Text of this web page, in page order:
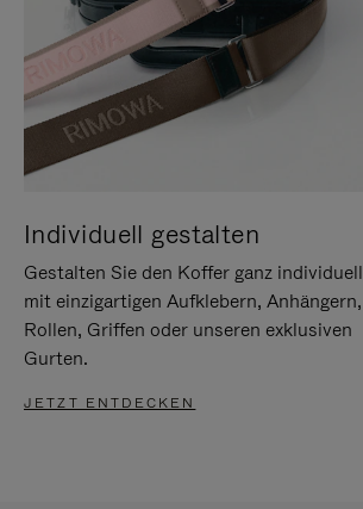
Individuell gestalten
Gestalten Sie den Koffer ganz individuell
mit einzigartigen Aufklebern, Anhängern,
Rollen, Griffen oder unseren exklusiven
Gurten.
JETZT ENTDECKEN